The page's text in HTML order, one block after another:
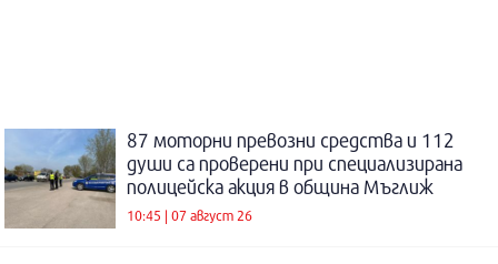
87 моторни превозни средства и 112
души са проверени при специализирана
полицейска акция в община Мъглиж
10:45 | 07 август 26